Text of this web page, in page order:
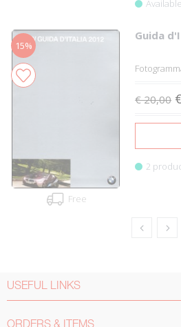
Available
15%
Free
Guida
€ 20,00
2
USEFUL LINKS
ORDERS & ITEMS